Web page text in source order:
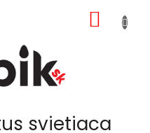
KOŠÍK
svietiaca